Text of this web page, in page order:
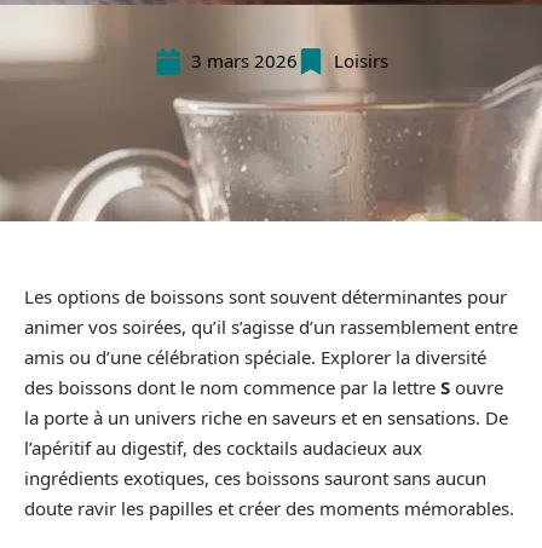
3 mars 2026 Loisirs
Les options de boissons sont souvent déterminantes pour
animer vos soirées, qu’il s’agisse d’un rassemblement entre
amis ou d’une célébration spéciale. Explorer la diversité
des boissons dont le nom commence par la lettre S ouvre
la porte à un univers riche en saveurs et en sensations. De
l’apéritif au digestif, des cocktails audacieux aux
ingrédients exotiques, ces boissons sauront sans aucun
doute ravir les papilles et créer des moments mémorables.